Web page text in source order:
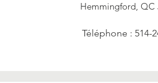
Hemmingford, QC
Téléphone : 514-